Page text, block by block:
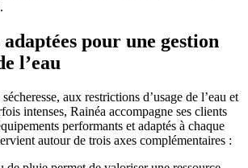
pour une gestion
l’eau
aux restrictions d’usage de l’eau et
intenses, Rainéa accompagne ses clients
performants et adaptés à chaque
autour de trois axes complémentaires :